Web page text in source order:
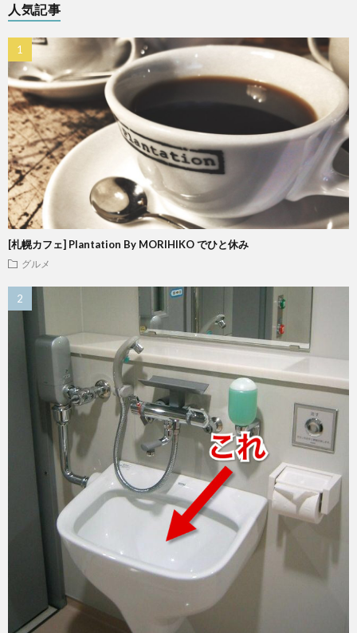
人気記事
[札幌カフェ] Plantation By MORIHIKO でひと休み
グルメ